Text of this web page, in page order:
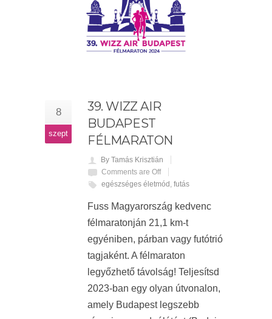
8
szept
39. WIZZ AIR
BUDAPEST
FÉLMARATON
By Tamás Krisztián
Comments are Off
egészséges életmód , futás
Fuss Magyarország kedvenc
félmaratonján 21,1 km-t
egyéniben, párban vagy futótrió
tagjaként. A félmaraton
legyőzhető távolság! Teljesítsd
2023-ban egy olyan útvonalon,
amely Budapest legszebb